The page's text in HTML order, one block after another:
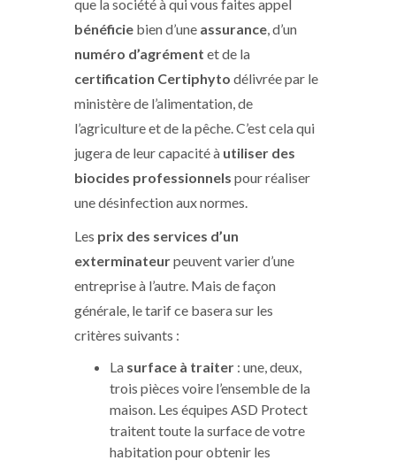
que la société à qui vous faites appel
bénéficie bien d’une assurance, d’un
numéro d’agrément et de la
certification Certiphyto délivrée par le
ministère de l’alimentation, de
l’agriculture et de la pêche. C’est cela qui
jugera de leur capacité à utiliser des
biocides professionnels pour réaliser
une désinfection aux normes.
Les prix des services d’un
exterminateurpeuvent varier d’une
entreprise à l’autre. Mais de façon
générale, le tarif ce basera sur les
critères suivants :
La surface à traiter : une, deux,
trois pièces voire l’ensemble de la
maison. Les équipes ASD Protect
traitent toute la surface de votre
habitation pour obtenir les